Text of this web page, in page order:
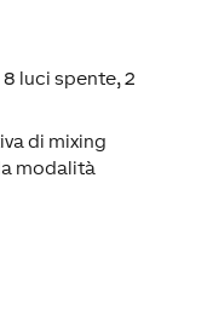
luci spente, 2
di mixing
modalità